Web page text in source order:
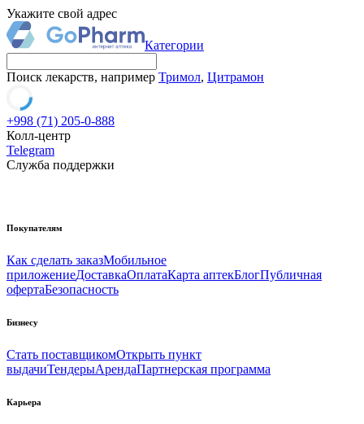
Укажите свой адрес
Категории
Поиск лекарств, например Тримол, Цитрамон
+998 (71) 205-0-888
Колл-центр
Telegram
Служба поддержки
Покупателям
Как сделать заказМобильное
приложениеДоставкаОплатаКарта аптекБлогПубличная
офертаБезопасность
Бизнесу
Стать поставщикомОткрыть пункт
выдачиТендерыАрендаПартнерская программа
Карьера